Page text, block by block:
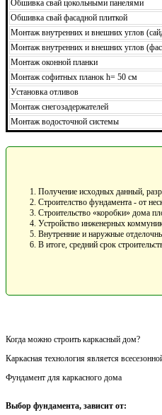
Обшивка свай цокольными панелями
Обшивка свай фасадной плиткой
Монтаж внутренних и внешних углов
Монтаж внутренних и внешних углов
Монтаж оконной планки
Монтаж софитных планок h= 50 см
Установка отливов
Монтаж снегозадержателей
Монтаж водосточной системы
Получение исходных данный,
Строителство фундамента - от
Строительство «коробки» дома
Устройство инженерных
Внутренние и наружные
В итоге, средний срок
Когда можно строить каркасный дом?
Каркасная технология является
Фундамент для каркасного дома
Выбор фундамента, зависит от: